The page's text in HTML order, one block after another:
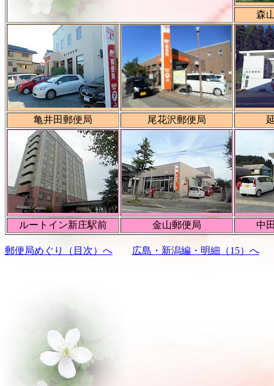
森
亀井田郵便局 尾花沢郵便局
ルートイン新庄駅前 金山郵便局 中
郵便局めぐり（目次）へ 広島・新潟編・明細（15）へ